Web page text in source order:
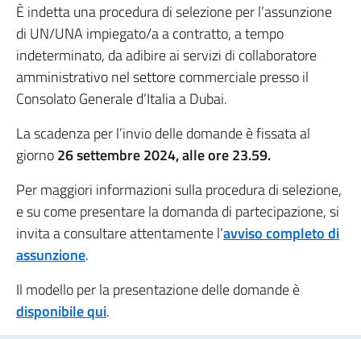
È indetta una procedura di selezione per l’assunzione
di UN/UNA impiegato/a a contratto, a tempo
indeterminato, da adibire ai servizi di collaboratore
amministrativo nel settore commerciale presso il
Consolato Generale d’Italia a Dubai.
La scadenza per l’invio delle domande è fissata al
giorno26 settembre 2024, alle ore 23.59.
Per maggiori informazioni sulla procedura di selezione,
e su come presentare la domanda di partecipazione, si
invita a consultare attentamente l’avviso completo di
assunzione.
Il modello per la presentazione delle domande è
disponibile qui.